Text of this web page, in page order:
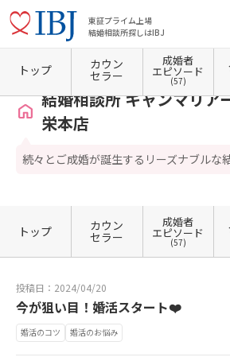
東証プライム上場
結婚相談所探しはIBJ
ホーム 愛知県の結婚相談所 愛知県名古屋市 愛知
結婚相談所 キャンマリア
栄本店
続々とご成婚が誕生するリーズナブルな
トップ カウン
セラー
成婚者
エピソード
(57)
トップ カウン
セラー
成婚者
エピソード
(57)
投稿日：2024/04/20
今が狙い目！婚活スタート❤️
婚活のコツ 婚活のお悩み